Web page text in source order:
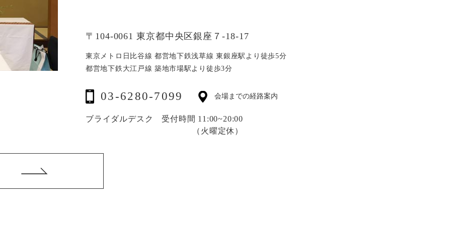
〒104-0061 東京都中央区銀座７-18-17
東京メトロ日比谷線 都営地下鉄浅草線東銀座駅より徒歩5分
都営地下鉄大江戸線 築地市場駅より徒歩3分
会場までの経路案内
03-6280-7099
ブライダルデスク 受付時間 11:00~20:00
（火曜定休）